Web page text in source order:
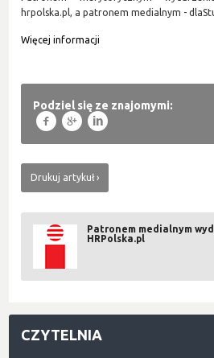
hrpolska.pl, a patronem medialnym -
Więcej informacji
Podziel się ze znajomymi:
f g l
Drukuj artykuł
Patronem medialnym
HRPolska.pl
CZYTELNIA